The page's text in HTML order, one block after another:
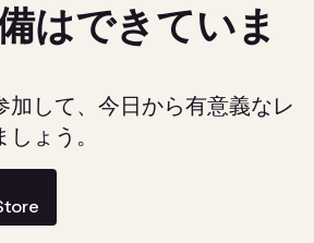
はできていま
して、今日から有意義なレ
ょう。